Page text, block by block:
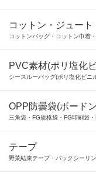
コットン・ジュー
コットンバッグ・コットン巾着
PVC素材(ポリ塩化
シースルーバッグ(ポリ塩化ビニ
OPP防曇袋(ボード
三角袋・FG規格袋・FG印刷袋
テープ
野菜結束テープ・バックシーリ